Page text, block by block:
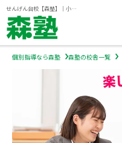
せんげん台校【森塾】｜小学生・中学生・高校生の個別指導塾・学習塾
小学生の個別指導
中学生の個別指導
個別指導なら森塾 森塾の校舎一覧